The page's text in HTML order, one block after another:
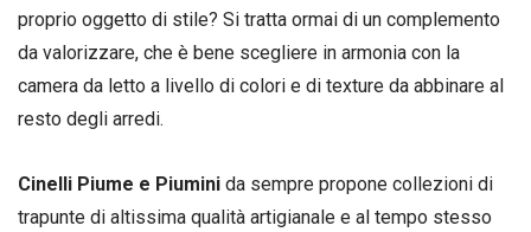
proprio oggetto di stile? Si tratta ormai di un complemento
da valorizzare, che è bene scegliere in armonia con la
camera da letto a livello di colori e di texture da abbinare al
resto degli arredi.
Cinelli Piume e Piumini da sempre propone collezioni di
trapunte di altissima qualità artigianale e al tempo stesso